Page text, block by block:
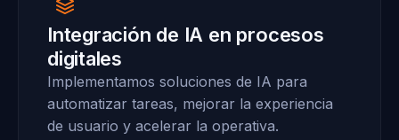
Integración de IA en procesos
digitales
Implementamos soluciones de IA para
automatizar tareas, mejorar la experiencia
de usuario y acelerar la operativa.